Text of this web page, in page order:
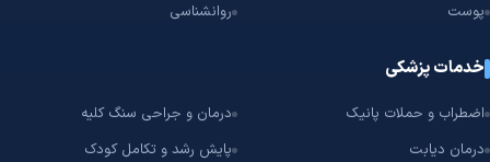
پوست
روانشناسی
خدمات پزشکی
اضطراب و حملات پانیک
درمان و جراحی سنگ کلیه
درمان دیابت
پایش رشد و تکامل کودک